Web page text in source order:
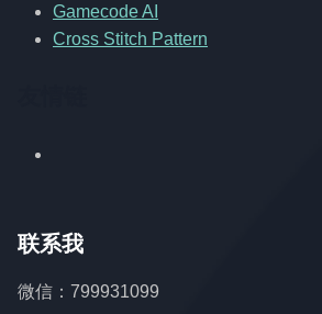
Gamecode AI
Cross Stitch Pattern
联系我
微信：799931099